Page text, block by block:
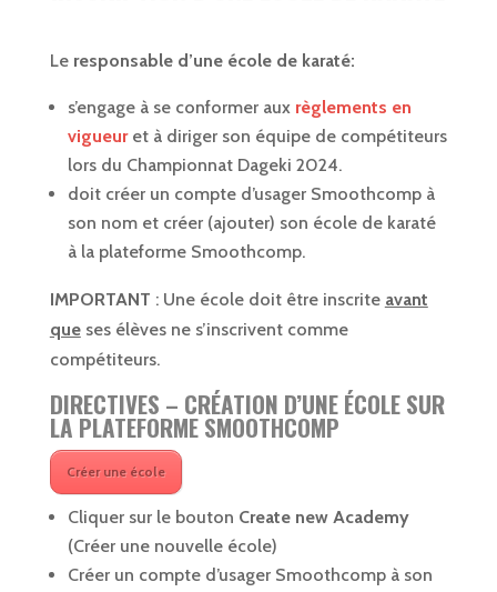
Le responsable d’une école de karaté:
s’engage à se conformer aux règlements en
vigueuret à diriger son équipe de compétiteurs
lors du Championnat Dageki 2024.
doit créer un compte d’usager Smoothcomp à
son nom et créer (ajouter) son école de karaté
à la plateforme Smoothcomp.
IMPORTANT : Une école doit être inscrite avant
queses élèves ne s’inscrivent comme
compétiteurs.
DIRECTIVES – CRÉATION D’UNE ÉCOLE SUR
LA PLATEFORME SMOOTHCOMP
Créer une école
Cliquer sur le bouton Create new Academy
(Créer une nouvelle école)
Créer un compte d’usager Smoothcomp à son